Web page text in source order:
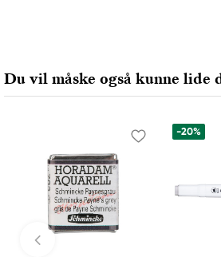
Du vil måske også kunne lide
-20%